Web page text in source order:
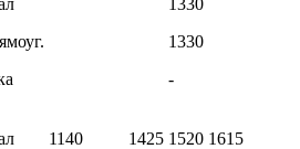
1330
-
1140
1425 1520 1615